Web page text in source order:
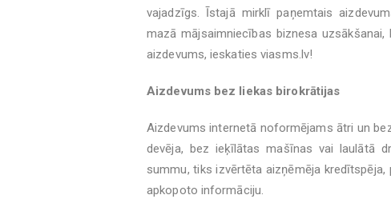
vajadzīgs. Īstajā mirklī paņemtais
mazā mājsaimniecības biznesa
aizdevums, ieskaties viasms.lv!
Aizdevums bez liekas birokrātijas
Aizdevums internetā noformējams ātri un
devēja, bez ieķīlātas mašīnas vai laulātā
summu, tiks izvērtēta aizņēmēja
apkopoto informāciju.